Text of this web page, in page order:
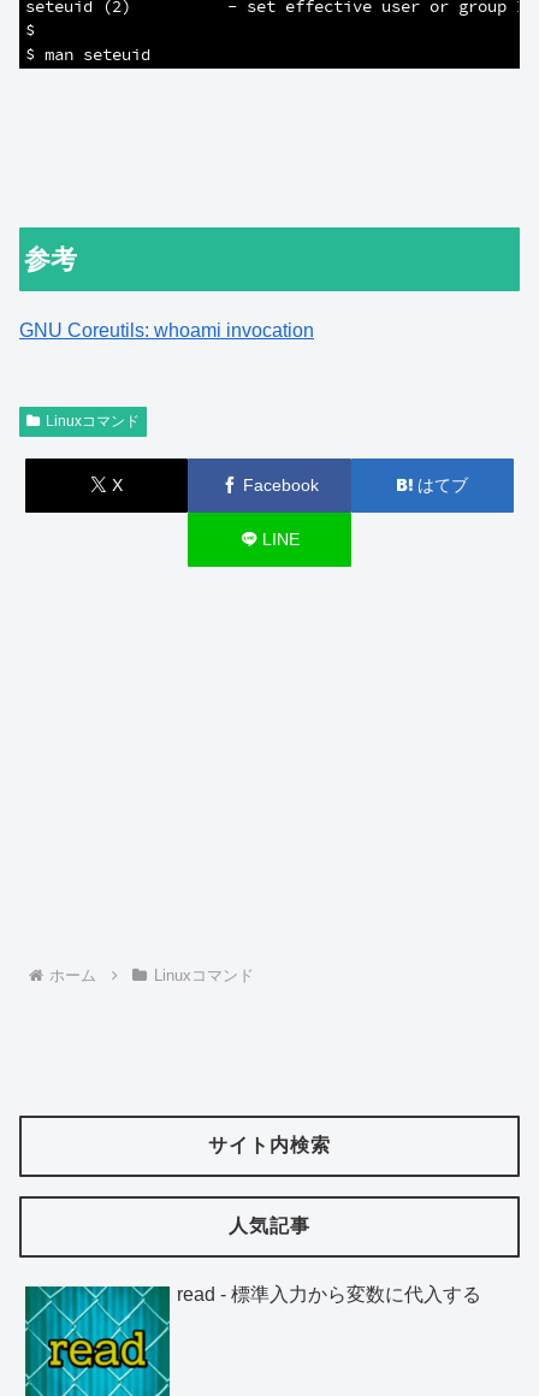
seteuid (2)          - set effective user or group ID
$
$ man seteuid
参考
GNU Coreutils: whoami invocation
Linuxコマンド
X Facebook はてブ
LINE
ホーム Linuxコマンド
サイト内検索
人気記事
read - 標準入力から変数に代入する